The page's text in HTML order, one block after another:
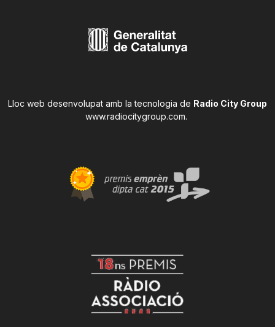
Lloc web desenvolupat amb la tecnologia de Radio City Group
www.radiocitygroup.com.